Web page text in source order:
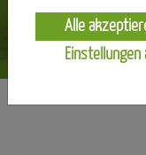
und
Einstellungen